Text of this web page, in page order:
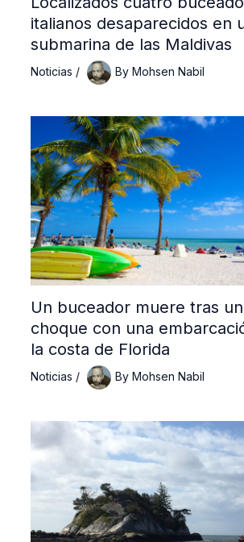
italianos desaparecidos en
submarina de las Maldivas
Noticias / By Mohsen Nabil
Un buceador muere tras
choque con una
la costa de Florida
Noticias / By Mohsen Nabil